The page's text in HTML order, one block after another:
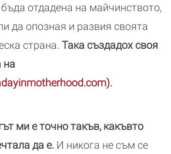
отдадена на майчинството,
да опозная и развия своята
страна. Така създадох своя
на
.
ми е точно такъв, какъвто
да е. И никога не съм се